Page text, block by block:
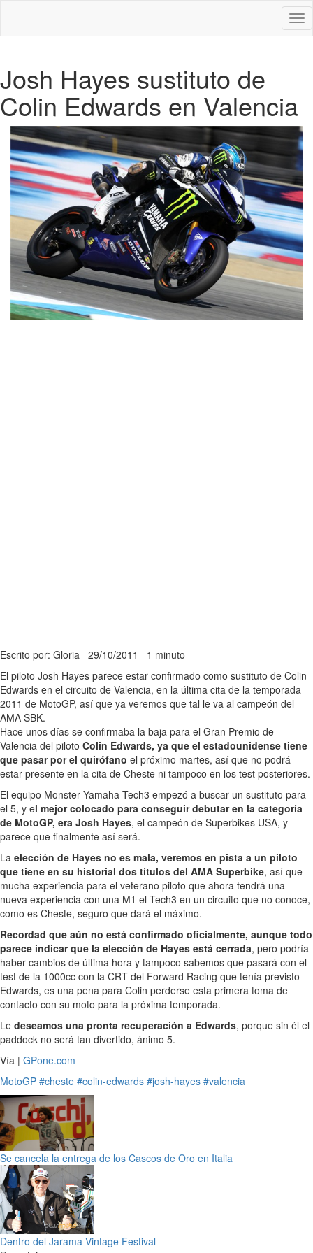
Josh Hayes sustituto de
Colin Edwards en Valencia
Escrito por: Gloria 29/10/2011 1 minuto
El piloto Josh Hayes parece estar confirmado como sustituto de Colin
Edwards en el circuito de Valencia, en la última cita de la temporada
2011 de MotoGP, así que ya veremos que tal le va al campeón del
AMA SBK.
Hace unos días se confirmaba la baja para el Gran Premio de
Valencia del piloto Colin Edwards, ya que el estadounidense tiene
que pasar por el quirófano el próximo martes, así que no podrá
estar presente en la cita de Cheste ni tampoco en los test posteriores.
El equipo Monster Yamaha Tech3 empezó a buscar un sustituto para
el 5, y el mejor colocado para conseguir debutar en la categoría
de MotoGP, era Josh Hayes, el campeón de Superbikes USA, y
parece que finalmente así será.
La elección de Hayes no es mala, veremos en pista a un piloto
que tiene en su historial dos títulos del AMA Superbike, así que
mucha experiencia para el veterano piloto que ahora tendrá una
nueva experiencia con una M1 el Tech3 en un circuito que no conoce,
como es Cheste, seguro que dará el máximo.
Recordad que aún no está confirmado oficialmente, aunque todo
parece indicar que la elección de Hayes está cerrada, pero podría
haber cambios de última hora y tampoco sabemos que pasará con el
test de la 1000cc con la CRT del Forward Racing que tenía previsto
Edwards, es una pena para Colin perderse esta primera toma de
contacto con su moto para la próxima temporada.
Le deseamos una pronta recuperación a Edwards, porque sin él el
paddock no será tan divertido, ánimo 5.
Vía | GPone.com
MotoGP #cheste #colin-edwards #josh-hayes #valencia
Se cancela la entrega de los Cascos de Oro en Italia
Dentro del Jarama Vintage Festival